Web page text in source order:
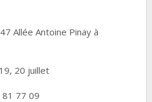
Allée Antoine Pinay à
20 juillet
81 77 09